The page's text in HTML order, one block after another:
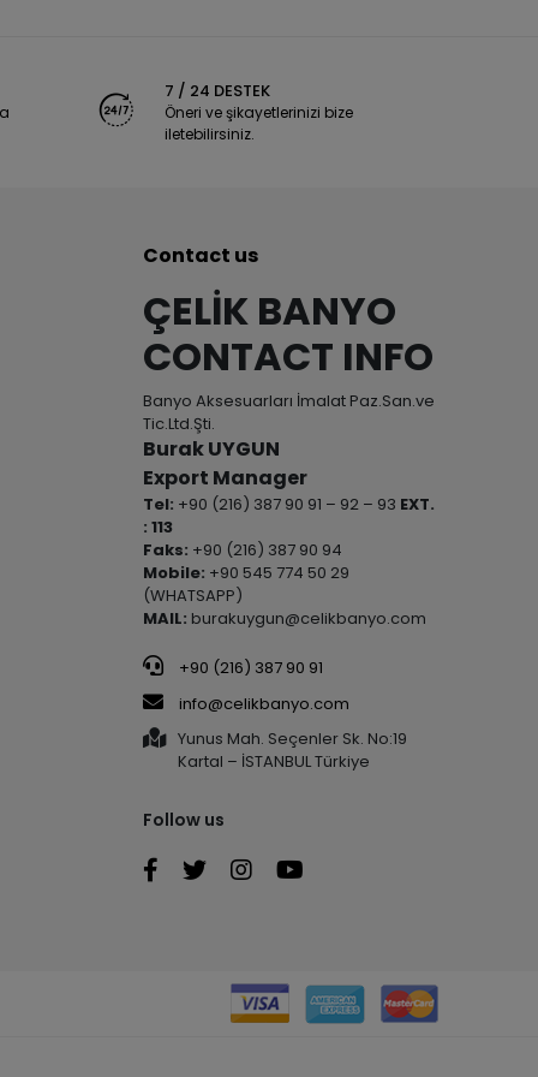
7 / 24 DESTEK
Öneri ve şikayetlerinizi bize
iletebilirsiniz.
Contact us
ÇELİK BANYO
CONTACT INFO
Banyo Aksesuarları İmalat Paz.San.ve
Tic.Ltd.Şti.
Burak UYGUN
Export Manager
Tel: +90 (216) 387 90 91 – 92 – 93 EXT.
: 113
Faks: +90 (216) 387 90 94
Mobile: +90 545 774 50 29
(WHATSAPP)
MAIL: burakuygun@celikbanyo.com
+90 (216) 387 90 91
info@celikbanyo.com
Yunus Mah. Seçenler Sk. No:19
Kartal – İSTANBUL Türkiye
Follow us